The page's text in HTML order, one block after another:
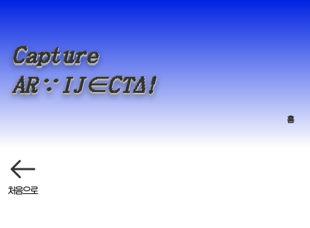
Capture
AR∵IJ∈CTΔ!
홈
처음으로